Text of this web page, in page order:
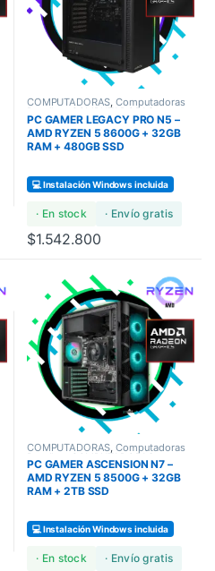
COMPUTADORAS,Computadoras
COMPUTADORAS
GAMERS
PC GAMER LEGACY PRO N5 –
AMD RYZEN 5 8600G + 32GB
RAM + 480GB SSD
💻 Instalación Windows incluida
· En stock · Envío gratis
$1.542.800
COMPUTADORAS ,Computadoras
COMPUTADORAS
GAMERS
PC GAMER ASCENSION N7 –
AMD RYZEN 5 8500G + 32GB
RAM + 2TB SSD
💻 Instalación Windows incluida
· En stock · Envío gratis